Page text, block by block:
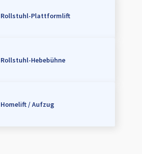
Rollstuhl-Plattformlift
Rollstuhl-Hebebühne
Homelift / Aufzug